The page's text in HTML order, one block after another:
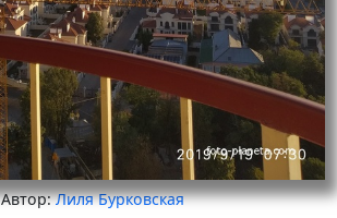
Автор:Лиля Бурковская